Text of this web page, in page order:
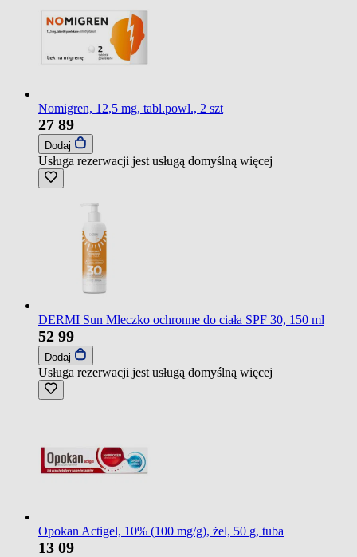
Nomigren, 12,5 mg, tabl.powl., 2 szt
27 89
Dodaj
Usługa rezerwacji jest usługą domyślną więcej
DERMI Sun Mleczko ochronne do ciała SPF 30, 150 ml
52 99
Dodaj
Usługa rezerwacji jest usługą domyślną więcej
Opokan Actigel, 10% (100 mg/g), żel, 50 g, tuba
13 09